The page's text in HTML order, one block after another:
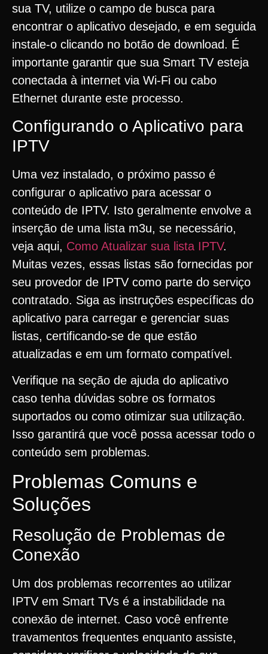
sua TV, utilize o campo de busca para
encontrar o aplicativo desejado, e em seguida
instale-o clicando no botão de download. É
importante garantir que sua Smart TV esteja
conectada à internet via Wi-Fi ou cabo
Ethernet durante este processo.
Configurando o Aplicativo para
IPTV
Uma vez instalado, o próximo passo é
configurar o aplicativo para acessar o
conteúdo de IPTV. Isto geralmente envolve a
inserção de uma lista m3u, se necessário,
veja aqui, Como Atualizar sua lista IPTV.
Muitas vezes, essas listas são fornecidas por
seu provedor de IPTV como parte do serviço
contratado. Siga as instruções específicas do
aplicativo para carregar e gerenciar suas
listas, certificando-se de que estão
atualizadas e em um formato compatível.
Verifique na seção de ajuda do aplicativo
caso tenha dúvidas sobre os formatos
suportados ou como otimizar sua utilização.
Isso garantirá que você possa acessar todo o
conteúdo sem problemas.
Problemas Comuns e
Soluções
Resolução de Problemas de
Conexão
Um dos problemas recorrentes ao utilizar
IPTV em Smart TVs é a instabilidade na
conexão de internet. Caso você enfrente
travamentos frequentes enquanto assiste,